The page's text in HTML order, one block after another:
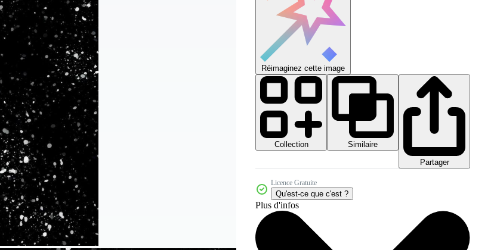
Réimaginez cette image
Collection
Similaire
Partager
Licence Gratuite
Qu'est-ce que c'est ?
Plus d'infos